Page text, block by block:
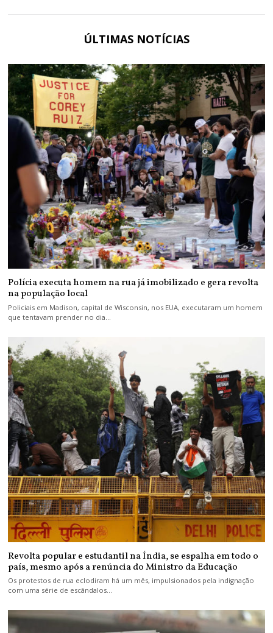
ÚLTIMAS NOTÍCIAS
Polícia executa homem na rua já imobilizado e gera revolta
na população local
Policiais em Madison, capital de Wisconsin, nos EUA, executaram um homem
que tentavam prender no dia…
Revolta popular e estudantil na Índia, se espalha em todo o
país, mesmo após a renúncia do Ministro da Educação
Os protestos de rua eclodiram há um mês, impulsionados pela indignação
com uma série de escândalos…